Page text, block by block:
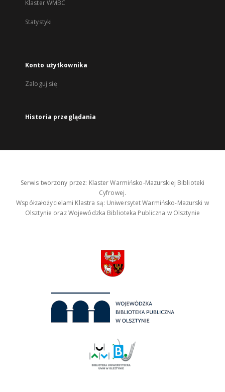
Klaster WMBC
Statystyki
Konto użytkownika
Zaloguj się
Historia przeglądania
Serwis tworzony przez: Klaster Warmińsko-Mazurskiej Biblioteki
Cyfrowej.
Współzałożycielami Klastra są: Uniwersytet Warmińsko-Mazurski w
Olsztynie oraz Wojewódzka Biblioteka Publiczna w Olsztynie